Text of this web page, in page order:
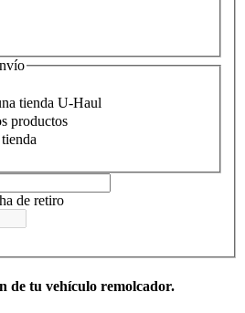
tienda U-Haul
productos
de retiro
de tu vehículo remolcador.